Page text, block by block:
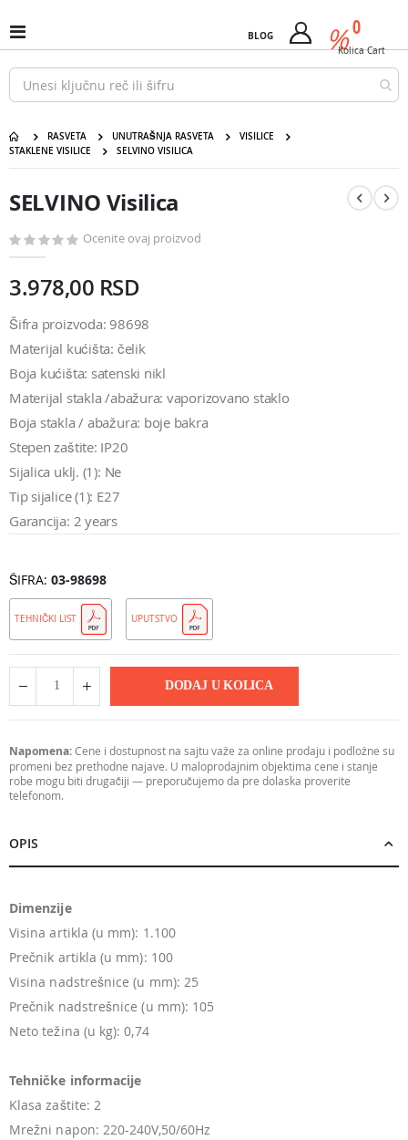
na
sadržaj
Uključi
/
isključi
Nav
BLOG %
Cart 0
Kolica Cart
RASVETA UNUTRAŠNJA RASVETA
VISILICE
STAKLENE VISILICE
SELVINO VISILICA
kraj
galerije
SELVINO Visilica
početak
galerije
SELVINO Visilica
Ocenite ovaj proizvod
3.978,00 RSD
Šifra proizvoda: 98698
Materijal kućišta: čelik
Boja kućišta: satenski nikl
Materijal stakla /abažura: vaporizovano staklo
Boja stakla / abažura: boje bakra
Stepen zaštite: IP20
Sijalica uklj. (1): Ne
Tip sijalice (1): E27
Garancija: 2 years
ŠIFRA 03-98698
TEHNIČKI LIST UPUTSTVO
DODAJ U KOLICA
Napomena:Cene i dostupnost na sajtu važe za online prodaju i podložne su
promeni bez prethodne najave. U maloprodajnim objektima cene i stanje
robe mogu biti drugačiji — preporučujemo da pre dolaska proverite
telefonom.
OPIS
Dimenzije
Visina artikla (u mm): 1.100
Prečnik artikla (u mm): 100
Visina nadstrešnice (u mm): 25
Prečnik nadstrešnice (u mm): 105
Neto težina (u kg): 0,74
Tehničke informacije
Klasa zaštite: 2
Mrežni napon: 220-240V,50/60Hz